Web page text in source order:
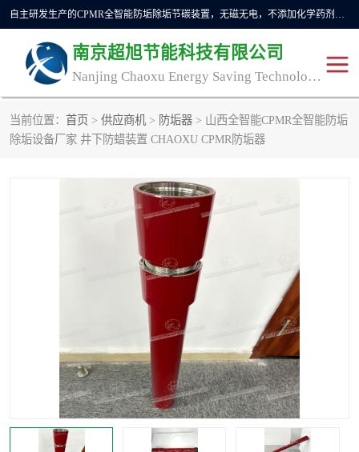
自主研发生产的CPMR全智能防垢除垢节碳装置，无磁无电，不添加化学药剂，*了国内纯物理除垢技术领域空白，其性能处于国际领先水平。广泛应用于石油炼化、钢铁冶炼、电力、煤矿、化工、供暖、压铸、汽车制造、涉水家电等行业。
南京超旭节能科技有限公司
Nanjing Chaoxu Energy Saving Technology Co., Ltd
当前位置： 首页 > 供应商机 > 防垢器 > 山西全智能CPMR全智能防垢
除垢设备厂家 井下防蜡装置 CHAOXU CPMR防垢器
CPMR CPMR全智能防垢除垢节
CPMR油田井下防垢防蜡
防蜡除蜡
锅炉除垢
CPMR商用防垢器/家用防
清碳燃油催化器